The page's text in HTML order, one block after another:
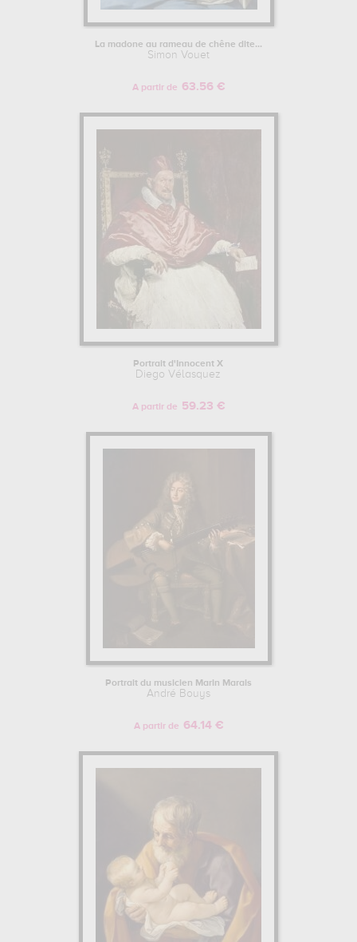
La madone au rameau de chêne dite...
Simon Vouet
A partir de 63.56 €
Portrait d'Innocent X
Diego Vélasquez
A partir de 59.23 €
Portrait du musicien Marin Marais
André Bouys
A partir de 64.14 €